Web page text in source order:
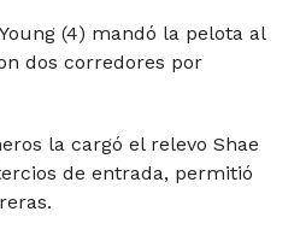
(4) mandó la pelota al
dos corredores por
la cargó el relevo Shae
de entrada, permitió